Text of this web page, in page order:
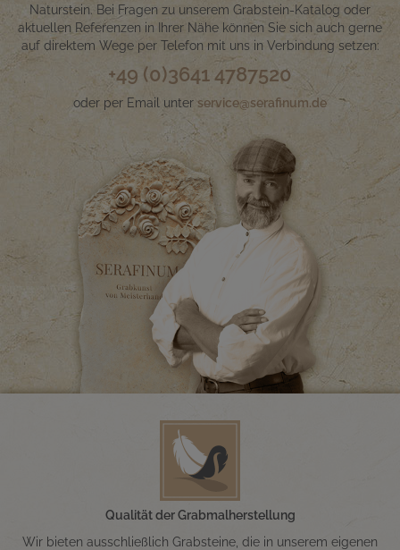
Naturstein. Bei Fragen zu unserem Grabstein-Katalog oder
aktuellen Referenzen in Ihrer Nähe können Sie sich auch gerne
auf direktem Wege per Telefon mit uns in Verbindung setzen:
+49 (0)3641 4787520
oder per Email unter service@serafinum.de
Qualität der Grabmalherstellung
Wir bieten ausschließlich Grabsteine, die in unserem eigenen